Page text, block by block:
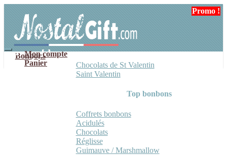
navigation
contenu
Mon compte
Panier
Bonbons
Chocolats de St Valentin
Saint Valentin
Top bonbons
Coffrets bonbons
Acidulés
Chocolats
Réglisse
Guimauve / Marshmallow
Promo !
Promo !
Promo !